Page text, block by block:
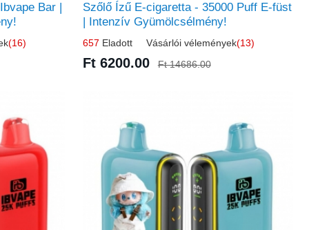
Bar |
(16)
Szőlő Ízű E-cigaretta - 35000 Puff E-füst
| Intenzív Gyümölcsélmény!
657 Eladott Vásárlói vélemények(13)
Ft 6200.00 Ft 14686.00